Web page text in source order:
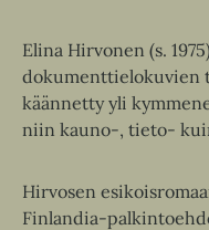
Elina Hirvonen (s.
dokumenttielokuvien
käännetty yli
niin kauno-, tieto-
Hirvosen
Finlandia-